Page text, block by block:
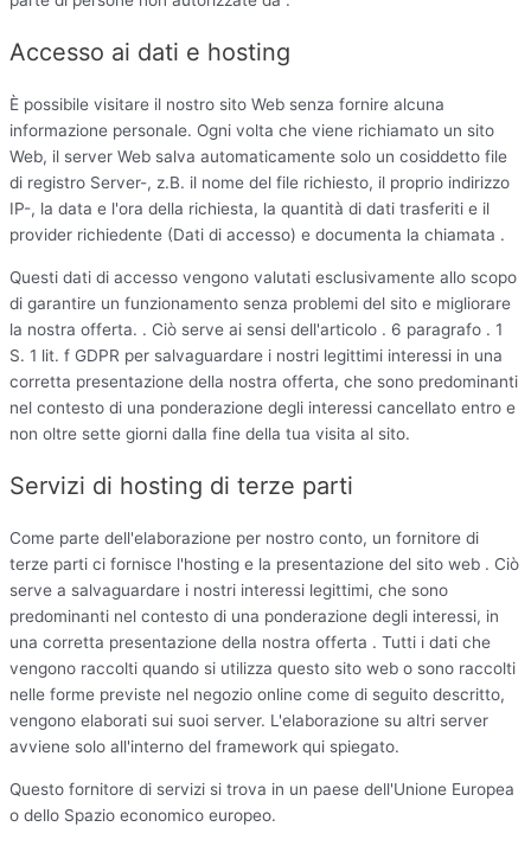
Accesso ai dati e hosting
È possibile visitare il nostro sito Web senza fornire alcuna
informazione personale. Ogni volta che viene richiamato un sito
Web, il server Web salva automaticamente solo un cosiddetto file
di registro Server-, z.B. il nome del file richiesto, il proprio indirizzo
IP-, la data e l'ora della richiesta, la quantità di dati trasferiti e il
provider richiedente (Dati di accesso) e documenta la chiamata .
Questi dati di accesso vengono valutati esclusivamente allo scopo
di garantire un funzionamento senza problemi del sito e migliorare
la nostra offerta. . Ciò serve ai sensi dell'articolo . 6 paragrafo . 1
S. 1 lit. f GDPR per salvaguardare i nostri legittimi interessi in una
corretta presentazione della nostra offerta, che sono predominanti
nel contesto di una ponderazione degli interessi cancellato entro e
non oltre sette giorni dalla fine della tua visita al sito.
Servizi di hosting di terze parti
Come parte dell'elaborazione per nostro conto, un fornitore di
terze parti ci fornisce l'hosting e la presentazione del sito web . Ciò
serve a salvaguardare i nostri interessi legittimi, che sono
predominanti nel contesto di una ponderazione degli interessi, in
una corretta presentazione della nostra offerta . Tutti i dati che
vengono raccolti quando si utilizza questo sito web o sono raccolti
nelle forme previste nel negozio online come di seguito descritto,
vengono elaborati sui suoi server. L'elaborazione su altri server
avviene solo all'interno del framework qui spiegato.
Questo fornitore di servizi si trova in un paese dell'Unione Europea
o dello Spazio economico europeo.